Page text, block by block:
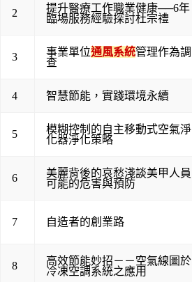
2
提升醫療工作職業健康──6年
臨場服務經驗探討杜宗禮
3 事業單位通風系統管理作為調
查
4 智慧節能，實踐環境永續
5
模糊控制的自主移動式空氣淨
化器淨化策略
6
美麗背後的哀愁淺談美甲人員
可能的危害與預防
7 自造者的創業路
8
高效節能妙招－－空氣線圖於
冷凍空調系統之應用